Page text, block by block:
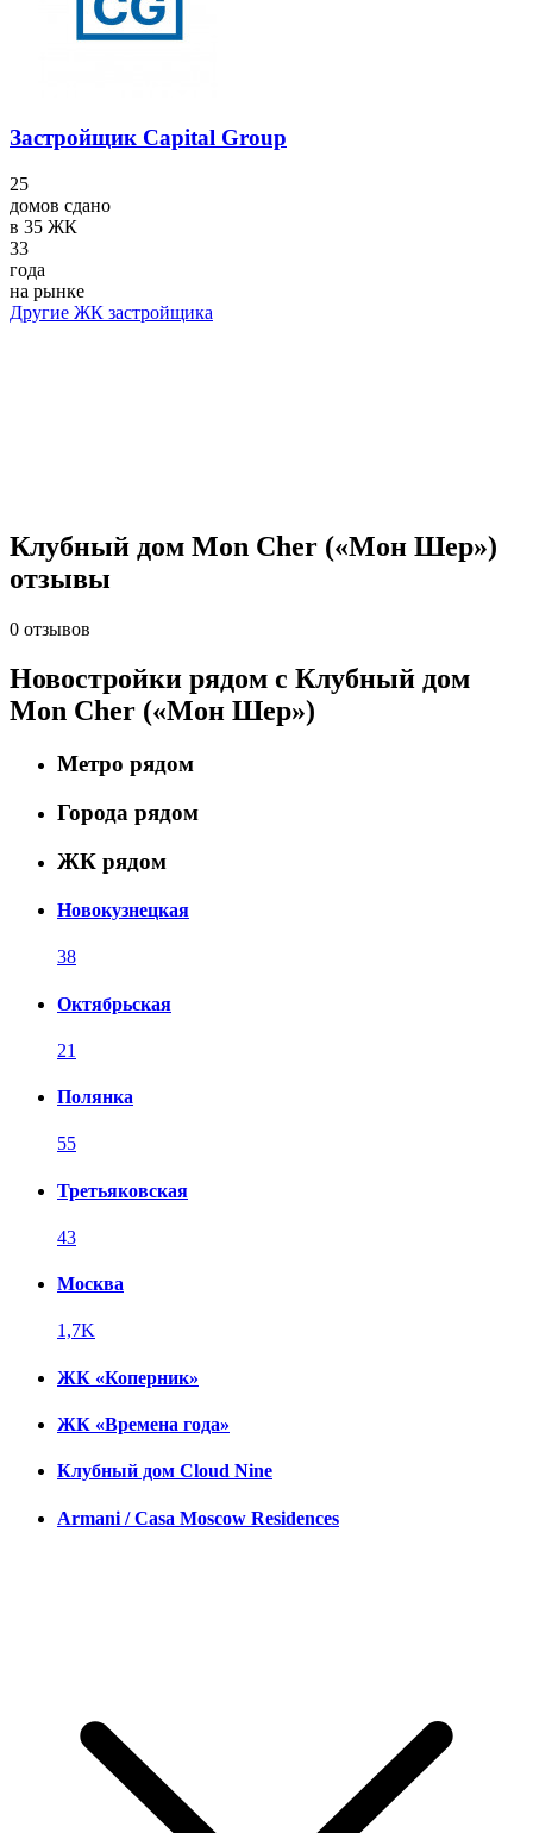
Застройщик Capital Group
25
домов сдано
в 35 ЖК
33
года
на рынке
Другие ЖК застройщика
Клубный дом Mon Cher («Мон Шер»)
отзывы
0 отзывов
Новостройки рядом с Клубный дом
Mon Cher («Мон Шер»)
Метро рядом
Города рядом
ЖК рядом
Новокузнецкая
38
Октябрьская
21
Полянка
55
Третьяковская
43
Москва
1,7K
ЖК «Коперник»
ЖК «Времена года»
Клубный дом Cloud Nine
Armani / Casa Moscow Residences